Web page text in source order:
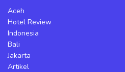
Aceh
Hotel Review
Indonesia
Bali
Jakarta
Artikel